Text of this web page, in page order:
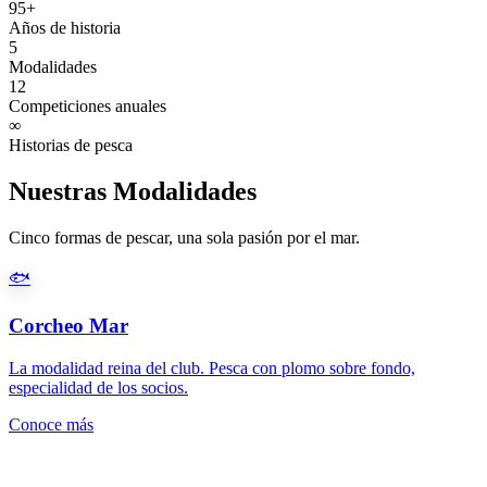
95+
Años de historia
5
Modalidades
12
Competiciones anuales
∞
Historias de pesca
Nuestras Modalidades
Cinco formas de pescar, una sola pasión por el mar.
🐟
Corcheo Mar
La modalidad reina del club. Pesca con plomo sobre fondo,
especialidad de los socios.
Conoce más